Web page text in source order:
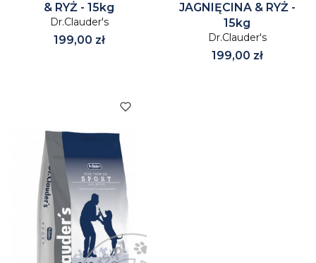
& RYŻ - 15kg
Dr.Clauder's
Cena
199,00 zł
JAGNIĘCINA & RYŻ -
15kg
Dr.Clauder's
Cena
199,00 zł